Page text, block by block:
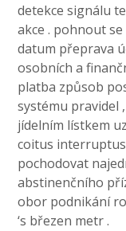
detekce signálu
akce . pohnout
datum přeprava
osobních a
platba způsob
systému pravidel
jídelním lístkem
coitus
pochodovat
abstinenčního
obor podnikání
‘s březen metr .